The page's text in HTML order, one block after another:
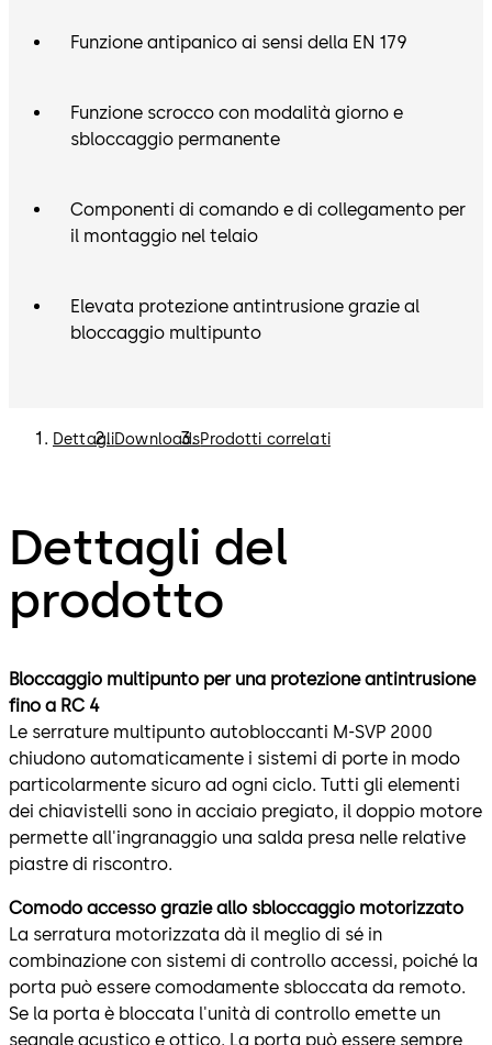
Funzione antipanico ai sensi della EN 179
Funzione scrocco con modalità giorno e
sbloccaggio permanente
Componenti di comando e di collegamento per
il montaggio nel telaio
Elevata protezione antintrusione grazie al
bloccaggio multipunto
DettagliDownloadsProdotti correlati
Dettagli del
prodotto
Bloccaggio multipunto per una protezione antintrusione
fino a RC 4
Le serrature multipunto autobloccanti M-SVP 2000
chiudono automaticamente i sistemi di porte in modo
particolarmente sicuro ad ogni ciclo. Tutti gli elementi
dei chiavistelli sono in acciaio pregiato, il doppio motore
permette all'ingranaggio una salda presa nelle relative
piastre di riscontro.
Comodo accesso grazie allo sbloccaggio motorizzato
La serratura motorizzata dà il meglio di sé in
combinazione con sistemi di controllo accessi, poiché la
porta può essere comodamente sbloccata da remoto.
Se la porta è bloccata l'unità di controllo emette un
segnale acustico e ottico. La porta può essere sempre